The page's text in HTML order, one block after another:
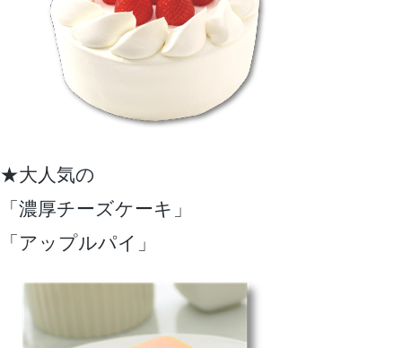
★大人気の
「濃厚チーズケーキ」
「アップルパイ」